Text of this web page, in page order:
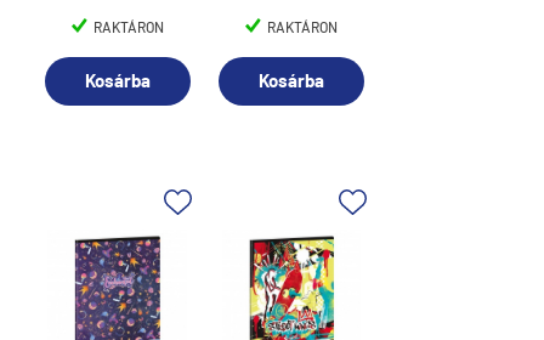
RAKTÁRON
Kosárba
RAKTÁRON
Kosárba